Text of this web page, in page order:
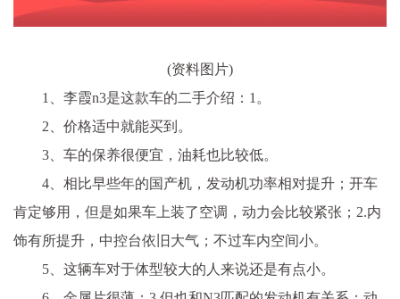
(资料图片)
1、李霞n3是这款车的二手介绍：1。
2、价格适中就能买到。
3、车的保养很便宜，油耗也比较低。
4、相比早些年的国产机，发动机功率相对提升；开车
肯定够用，但是如果车上装了空调，动力会比较紧张；2.内
饰有所提升，中控台依旧大气；不过车内空间小。
5、这辆车对于体型较大的人来说还是有点小。